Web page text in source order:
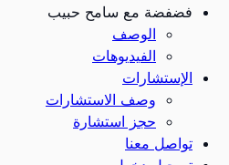
فضفضة مع سامح حبيب
الوصف
الفيديوهات
الإستشارات
وصف الاستشارات
حجز استشارة
تواصل معنا